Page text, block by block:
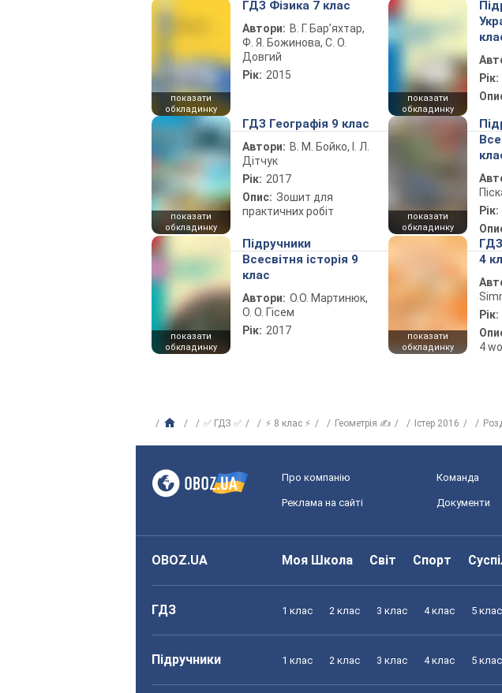
показати
обкладинку
ГДЗ Фізика 7 клас
Автори: В. Г. Бар’яхтар,
Ф. Я. Божинова, С. О.
Довгий
Рік: 2015
показати
обкладинку
Рік:
показати
обкладинку
ГДЗ Географія 9 клас
Автори: В. М. Бойко, І. Л.
Дітчук
Рік: 2017
Опис: Зошит для
практичних робіт
показати
обкладинку
Рік:
показати
обкладинку
Підручники
Всесвітня історія 9
клас
Автори: О.О. Мартинюк,
О. О. Гісем
Рік: 2017
показати
обкладинку
4
Рік:
4
✅ ГДЗ ✅ ⚡ 8 клас ⚡ Геометрія ✍ Істер 2016
Про компанію Команда
Реклама на сайті Документи
OBOZ.UA Моя Школа Світ Спорт
ГДЗ 1 клас 2 клас 3 клас 4 клас 5 клас
Підручники 1 клас 2 клас 3 клас 4 клас 5 клас